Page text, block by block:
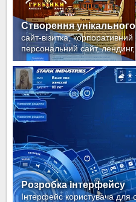
Створення
сайт-візитка,
персональний сайт,
Розробка інтерфейсу
Інтерфейс користувача для